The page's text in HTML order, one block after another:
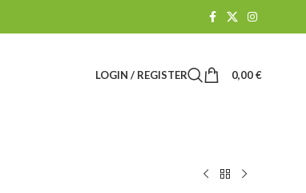
LOGIN / REGISTER 0,00€